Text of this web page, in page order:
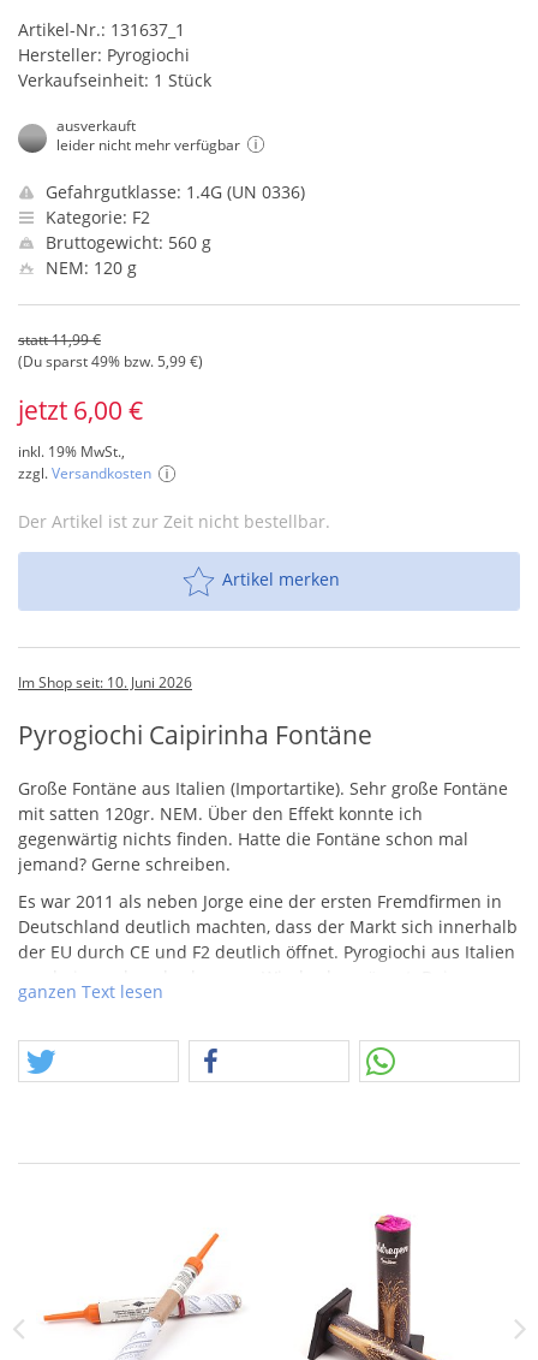
Artikel-Nr.: 131637_1
Hersteller: Pyrogiochi
Verkaufseinheit: 1 Stück
ausverkauft
leider nicht mehr verfügbar
Gefahrgutklasse: 1.4G (UN 0336)
Kategorie: F2
Bruttogewicht: 560 g
NEM: 120 g
statt 11,99 €
(Du sparst 49% bzw. 5,99 €)
jetzt 6,00 €
inkl. 19% MwSt.,
zzgl.Versandkosten
Der Artikel ist zur Zeit nicht bestellbar.
Artikel merken
Im Shop seit: 10. Juni 2026
Pyrogiochi Caipirinha Fontäne
Große Fontäne aus Italien (Importartike). Sehr große Fontäne
mit satten 120gr. NEM. Über den Effekt konnte ich
gegenwärtig nichts finden. Hatte die Fontäne schon mal
jemand? Gerne schreiben.
Es war 2011 als neben Jorge eine der ersten Fremdfirmen in
Deutschland deutlich machten, dass der Markt sich innerhalb
der EU durch CE und F2 deutlich öffnet. Pyrogiochi aus Italien
Hersteller, der vor vorallem durch Fontänen und Party Artikel
auch, dass bei uns bis dato nur max. 50gr. NEM
Fontäne / Vulkan drin sein durften. Die neue Welle an Artikeln
ganzen Text lesen